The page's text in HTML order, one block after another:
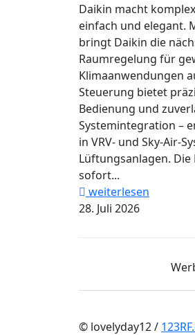
Daikin macht
einfach und elegant.
bringt Daikin die
Raumregelung für
Klimaanwendungen
Steuerung bietet
Bedienung und
Systemintegration –
in VRV- und Sky-Air-
Lüftungsanlagen. Die
sofort...
weiterlesen
28. Juli 2026
© lovelyday12 /